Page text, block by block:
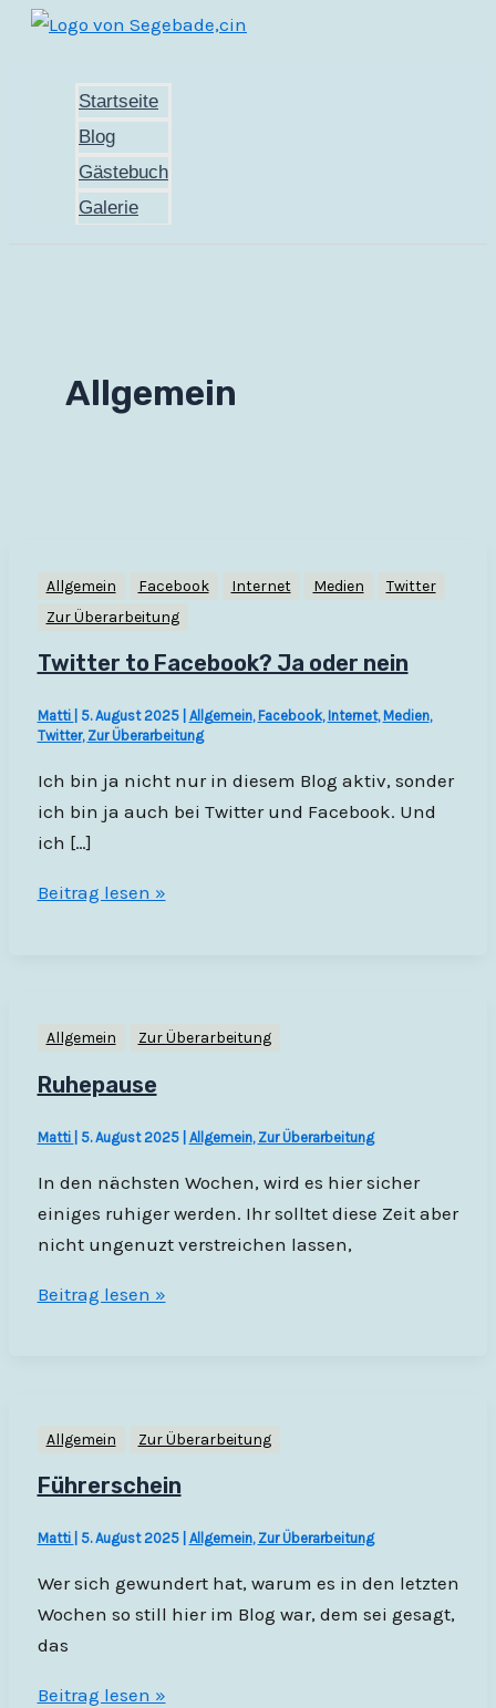
Zum
springen
Startseite
Blog
Gästebuch
Galerie
Allgemein
Allgemein Facebook Internet Medien
Twitter
Zur Überarbeitung
Twitter to Facebook? Ja oder nein
Matti 5. August 2025 Allgemein, Facebook, Internet, Medien,
Twitter, Zur Überarbeitung
Ich bin ja nicht nur in diesem Blog aktiv, sonder
ich bin ja auch bei Twitter und Facebook. Und
ich […]
Twitter
nein
Beitrag lesen »
Allgemein Zur Überarbeitung
Ruhepause
Matti 5. August 2025 Allgemein, Zur Überarbeitung
In den nächsten Wochen, wird es hier sicher
einiges ruhiger werden. Ihr solltet diese Zeit aber
nicht ungenuzt verstreichen lassen,
Ruhepause
Beitrag lesen »
Allgemein Zur Überarbeitung
Führerschein
Matti 5. August 2025 Allgemein, Zur Überarbeitung
Wer sich gewundert hat, warum es in den letzten
Wochen so still hier im Blog war, dem sei gesagt,
das
Führerschein
Beitrag lesen »